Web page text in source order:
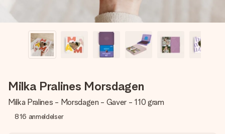
Milka Pralines Morsdagen
Milka Pralines - Morsdagen - Gaver - 110 gram
816 anmeldelser